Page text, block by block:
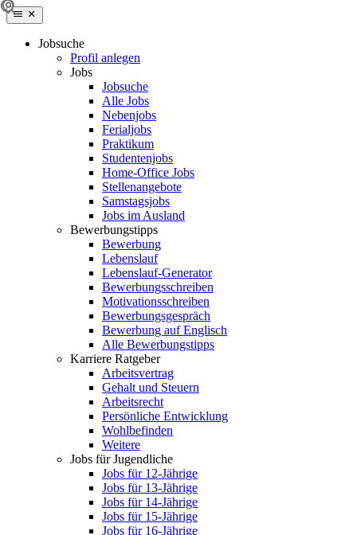
Jobsuche
Profil anlegen
Jobs
Jobsuche
Alle Jobs
Nebenjobs
Ferialjobs
Praktikum
Studentenjobs
Home-Office Jobs
Stellenangebote
Samstagsjobs
Jobs im Ausland
Bewerbungstipps
Bewerbung
Lebenslauf
Lebenslauf-Generator
Bewerbungsschreiben
Motivationsschreiben
Bewerbungsgespräch
Bewerbung auf Englisch
Alle Bewerbungstipps
Karriere Ratgeber
Arbeitsvertrag
Gehalt und Steuern
Arbeitsrecht
Persönliche Entwicklung
Wohlbefinden
Weitere
Jobs für Jugendliche
Jobs für 12-Jährige
Jobs für 13-Jährige
Jobs für 14-Jährige
Jobs für 15-Jährige
Jobs für 16-Jährige